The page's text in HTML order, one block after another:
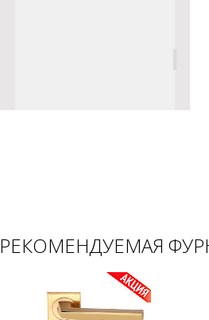
РЕКОМЕНДУЕМАЯ